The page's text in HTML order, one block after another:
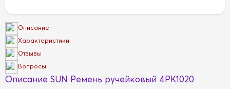
Описание
Характеристики
Отзывы
Вопросы
Описание SUN Ремень ручейковый 4PK1020